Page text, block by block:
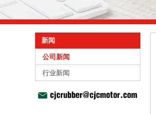
新闻
公司新闻
行业新闻